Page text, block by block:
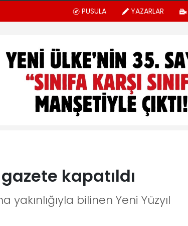
PUSULA YAZARLAR
kapatıldı
bilinen Yeni Yüzyıl